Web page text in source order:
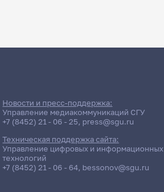
Новости и пресс-поддержка:
Управление медиакоммуникаций СГУ
+7 (8452) 21 - 06 - 25, press@sgu.ru
Техническая поддержка сайта:
Управление цифровых и информационных
технологий
+7 (8452) 21 - 06 - 64, bessonov@sgu.ru